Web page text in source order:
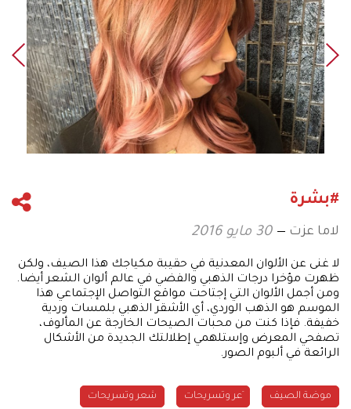
#بشرة
لاما عزت 30 مايو 2016
لا غنى عن الألوان المعدنية في حقيبة مكياجك هذا الصيف، ولكن
ظهرت مؤخرا درجات الذهبي والفضي في عالم ألوان الشعر أيضا.
ومن أجمل الألوان التي إجتاحت مواقع التواصل الإجتماعي هذا
الموسم هو الذهب الوردي، أي الأشقر الذهبي بلمسات وردية
خفيفة. فإذا كنت من محبات الصيحات الخارجة عن المألوف،
تصفحي المعرض وإستلهمي إطلالتك الجديدة من الأشكال
الرائعة في ألبوم الصور.
موضة الصيف ِعر وتسريحات شعر وتسريحات